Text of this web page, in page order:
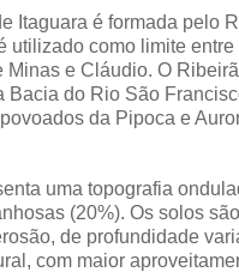
Itaguara é formada pelo
utilizado como limite
Minas e Cláudio. O
Bacia do Rio São
da Pipoca e
uma topografia
(20%). Os solos
de profundidade
com maior